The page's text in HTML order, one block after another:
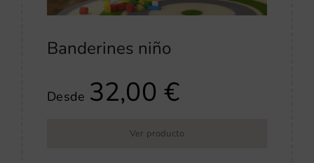
Banderines niño
Desde 32,00€
Ver producto